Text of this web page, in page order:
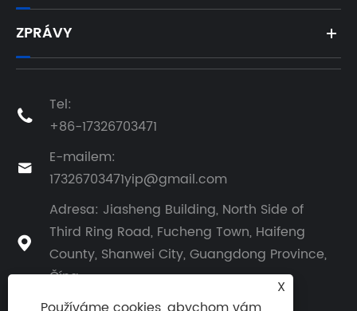
ZPRÁVY

Tel:
+86-17326703471

E-mailem:
17326703471yip@gmail.com

Adresa: Jiasheng Building, North Side of
Third Ring Road, Fucheng Town, Haifeng
County, Shanwei City, Guangdong Province,
Čína
X